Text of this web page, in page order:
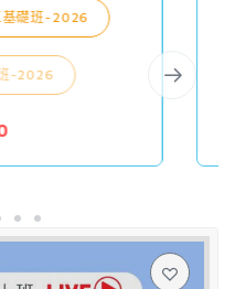
結構基礎班-2026
工考題班-2026